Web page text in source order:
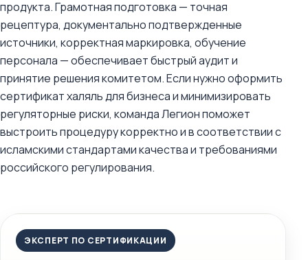
продукта. Грамотная подготовка — точная
рецептура, документально подтвержденные
источники, корректная маркировка, обучение
персонала — обеспечивает быстрый аудит и
принятие решения комитетом. Если нужно оформить
сертификат халяль для бизнеса и минимизировать
регуляторные риски, команда Легион поможет
выстроить процедуру корректно и в соответствии с
исламскими стандартами качества и требованиями
российского регулирования.
ЭКСПЕРТ ПО СЕРТИФИКАЦИИ